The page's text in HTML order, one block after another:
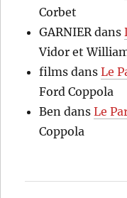
Corbet
GARNIER dans
Vidor et
films dansLe
Ford Coppola
Ben dansLe
Coppola